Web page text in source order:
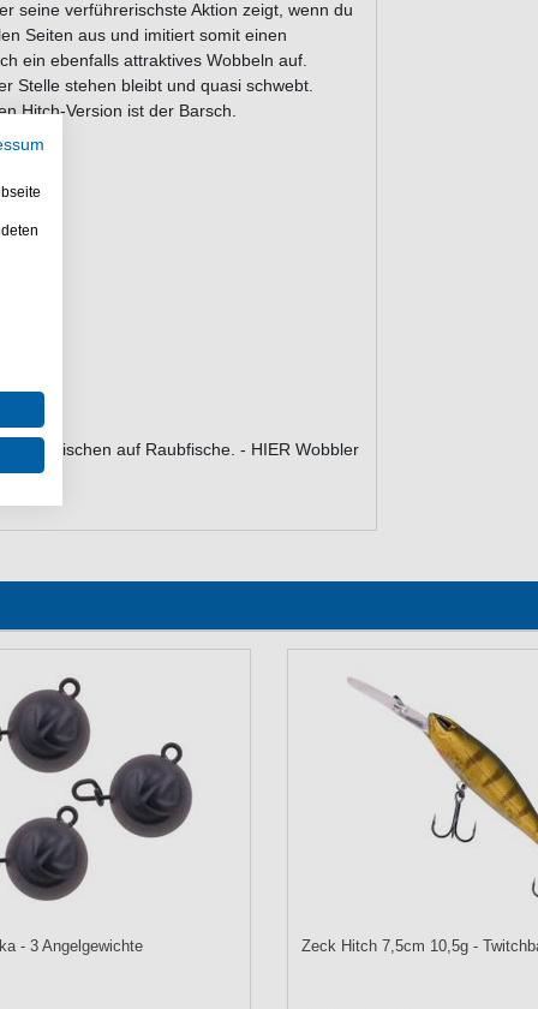
seine verführerischste Aktion zeigt, wenn du
Seiten aus und imitiert somit einen
ein ebenfalls attraktives Wobbeln auf.
Stelle stehen bleibt und quasi schwebt.
Hitch-Version ist der Barsch.
5g
das Fischen auf Raubfische. - HIER Wobbler
- 3 Angelgewichte Zeck Hitch 7,5cm 10,5g -